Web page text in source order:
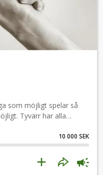
som möjligt spelar så
Tyvärr har alla
till exempel betala
startar vi nu
som behöver ekonomisk
tillsammans med
10 000 SEK